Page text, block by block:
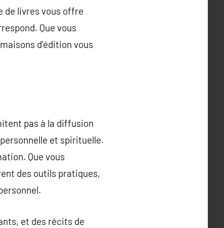
de livres vous offre
Que vous
d’édition vous
pas à la diffusion
et spirituelle.
Que vous
des outils pratiques,
et des récits de